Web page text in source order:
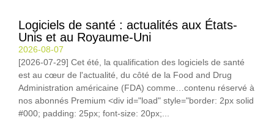
Logiciels de santé : actualités aux États-
Unis et au Royaume-Uni
2026-08-07
[2026-07-29] Cet été, la qualification des logiciels de santé
est au cœur de l'actualité, du côté de la Food and Drug
Administration américaine (FDA) comme…contenu réservé à
nos abonnés Premium <div id="load" style="border: 2px solid
#000; padding: 25px; font-size: 20px;...